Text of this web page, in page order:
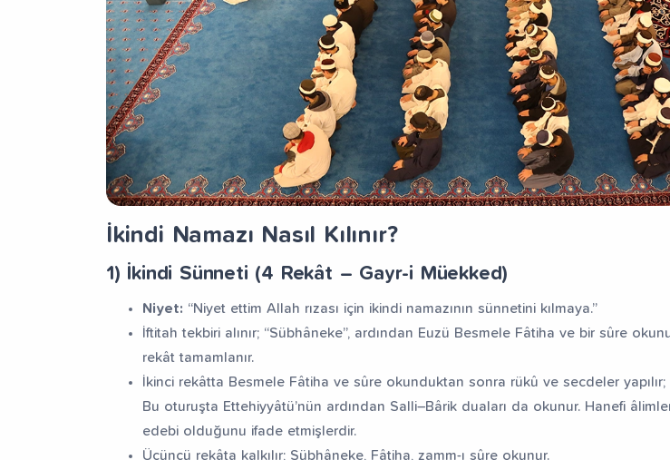
İkindi Namazı Nasıl Kılınır?
1) İkindi Sünneti (4 Rekât – Gayr-i Müekked)
Niyet: “Niyet ettim Allah rızası için ikindi namazının sünnetini kılmaya.”
İftitah tekbiri alınır; “Sübhâneke”, ardından Euzü Besmele Fâtiha ve bir sûre
rekât tamamlanır.
İkinci rekâtta Besmele Fâtiha ve sûre okunduktan sonra rükû ve secdeler yapılır;
Bu oturuşta Ettehiyyâtü’nün ardından Salli–Bârik duaları da okunur. Hanefi
edebi olduğunu ifade etmişlerdir.
Üçüncü rekâta kalkılır; Sübhâneke, Fâtiha, zamm-ı sûre okunur.